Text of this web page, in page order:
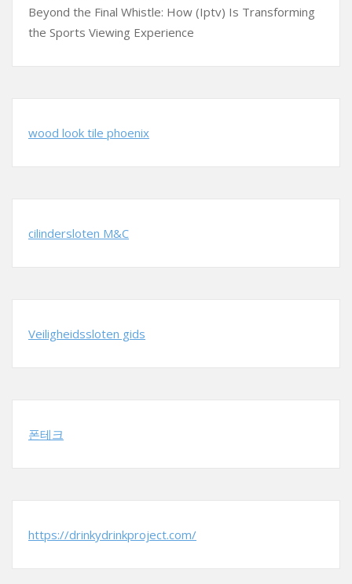
Beyond the Final Whistle: How (Iptv) Is Transforming
the Sports Viewing Experience
wood look tile phoenix
cilindersloten M&C
Veiligheidssloten gids
폰테크
https://drinkydrinkproject.com/